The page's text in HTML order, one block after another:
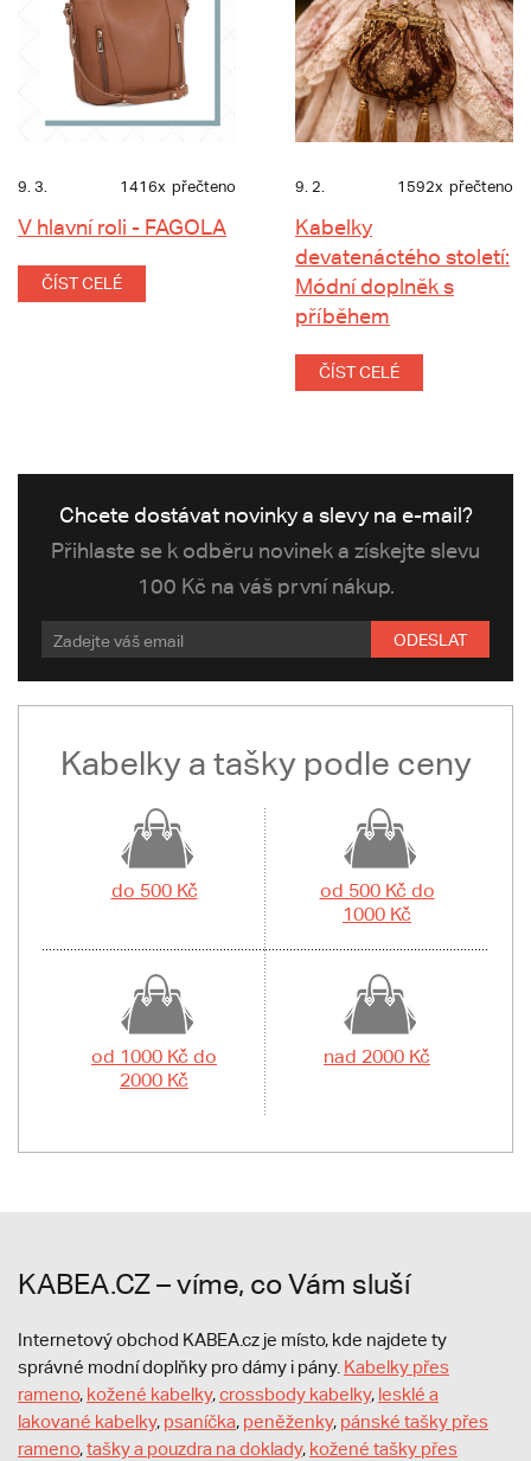
9. 3. 1416x přečteno
V hlavní roli - FAGOLA
ČÍST CELÉ
9. 2. 1592x přečteno
Kabelky
devatenáctého století:
Módní doplněk s
příběhem
ČÍST CELÉ
Chcete dostávat novinky a slevy na e-mail?
Přihlaste se k odběru novinek a získejte slevu
100 Kč na váš první nákup.
ODESLAT
Kabelky a tašky podle ceny
do 500 Kč
od 500 Kč do
1000 Kč
od 1000 Kč do
2000 Kč
nad 2000 Kč
KABEA.CZ – víme, co Vám sluší
Internetový obchod KABEA.cz je místo, kde najdete ty
správné modní doplňky pro dámy i pány. Kabelky přes
rameno, kožené kabelky,crossbody kabelky, lesklé a
lakované kabelky, psaníčka, peněženky, pánské tašky přes
rameno,tašky a pouzdra na doklady, kožené tašky přes